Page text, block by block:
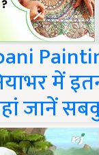
में
जानें